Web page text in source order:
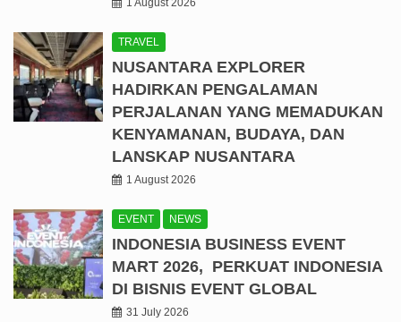
1 August 2026
TRAVEL
NUSANTARA EXPLORER
HADIRKAN PENGALAMAN
PERJALANAN YANG MEMADUKAN
KENYAMANAN, BUDAYA, DAN
LANSKAP NUSANTARA
1 August 2026
EVENT NEWS
INDONESIA BUSINESS EVENT
MART 2026, PERKUAT INDONESIA
DI BISNIS EVENT GLOBAL
31 July 2026